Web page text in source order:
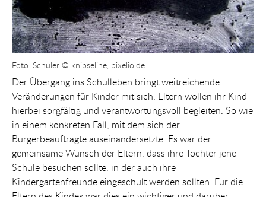
Foto: Schüler © knipseline, pixelio.de
Der Übergang ins Schulleben bringt weitreichende
Veränderungen für Kinder mit sich. Eltern wollen ihr Kind
hierbei sorgfältig und verantwortungsvoll begleiten. So wie
in einem konkreten Fall, mit dem sich der
Bürgerbeauftragte auseinandersetzte. Es war der
gemeinsame Wunsch der Eltern, dass ihre Tochter jene
Schule besuchen sollte, in der auch ihre
Kindergartenfreunde eingeschult werden sollten. Für die